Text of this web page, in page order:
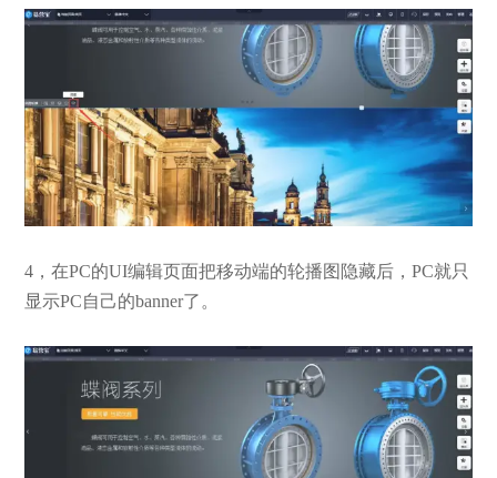
4，在PC的UI编辑页面把移动端的轮播图隐藏后，PC就只
显示PC自己的banner了。